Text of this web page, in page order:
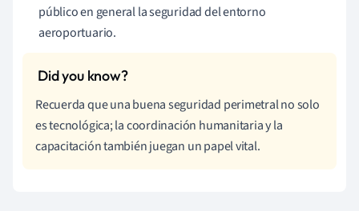
público en general la seguridad del entorno
aeroportuario.
Recuerda que una buena seguridad perimetral no solo
es tecnológica; la coordinación humanitaria y la
capacitación también juegan un papel vital.